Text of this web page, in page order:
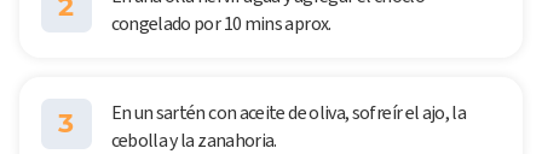
congelado por 10 mins aprox.
3
En un sartén con aceite de oliva, sofreír el ajo, la
cebolla y la zanahoria.